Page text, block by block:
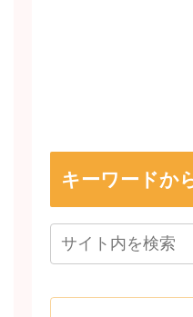
キーワードか